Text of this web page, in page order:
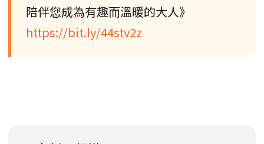
陪伴您成為有趣而溫暖的大人》
https://bit.ly/44stv2z